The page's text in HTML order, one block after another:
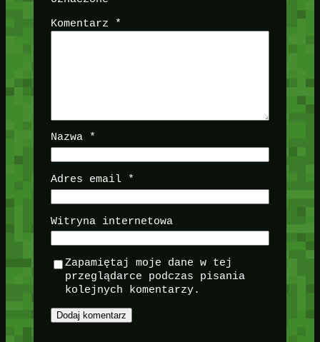
Komentarz *
Nazwa *
Adres email *
Witryna internetowa
Zapamiętaj moje dane w tej
przeglądarce podczas pisania
kolejnych komentarzy.